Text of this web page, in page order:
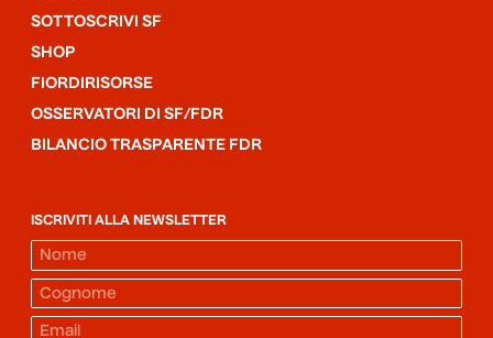
SOTTOSCRIVI SF
SHOP
FIORDIRISORSE
OSSERVATORI DI SF/FDR
BILANCIO TRASPARENTE FDR
ISCRIVITI ALLA NEWSLETTER